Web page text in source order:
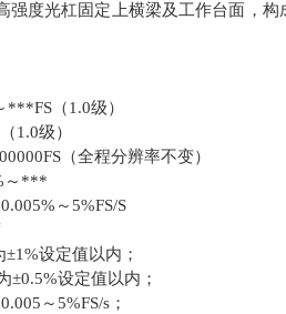
强度光杠固定上横梁及工作台面，
（1.0级）
1.0级）
（全程分辨率不变）
～***
～5%FS/S
设定值以内；
设定值以内；
～5%FS/s；